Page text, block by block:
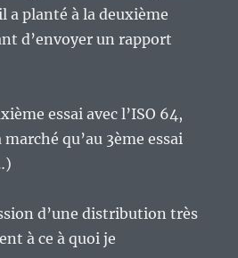
a planté à la deuxième
d’envoyer un rapport
essai avec l’ISO 64,
qu’au 3ème essai
d’une distribution très
à ce à quoi je